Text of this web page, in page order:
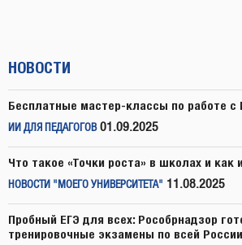
НОВОСТИ
Бесплатные мастер-классы по работе с
ИИ ДЛЯ ПЕДАГОГОВ 01.09.2025
Что такое «Точки роста» в школах и как
НОВОСТИ "МОЕГО УНИВЕРСИТЕТА" 11.08.2025
Пробный ЕГЭ для всех: Рособрнадзор
тренировочные экзамены по всей России